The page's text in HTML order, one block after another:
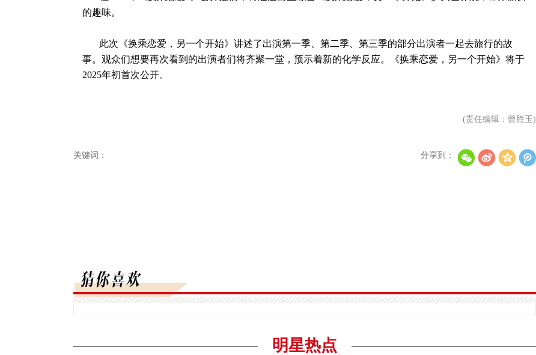
的趣味。
此次《换乘恋爱，另一个开始》讲述了出演第一季、第二季、第三季的部分出演者一起去旅行的故
事。观众们想要再次看到的出演者们将齐聚一堂，预示着新的化学反应。《换乘恋爱，另一个开始》将于
2025年初首次公开。
(责任编辑：曾胜玉)
关键词： 分享到：
明星热点